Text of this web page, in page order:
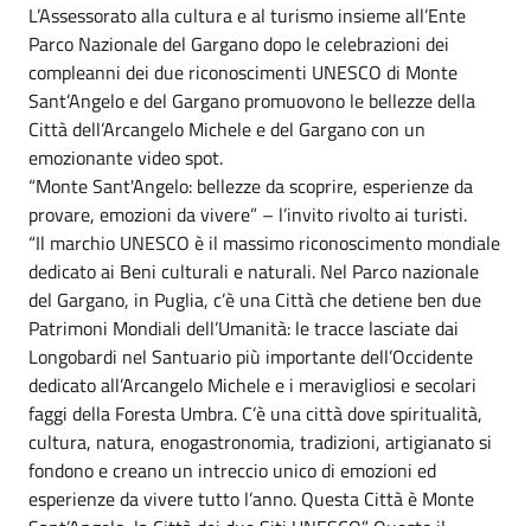
L’Assessorato alla cultura e al turismo insieme all’Ente
Parco Nazionale del Gargano dopo le celebrazioni dei
compleanni dei due riconoscimenti UNESCO di Monte
Sant’Angelo e del Gargano promuovono le bellezze della
Città dell’Arcangelo Michele e del Gargano con un
emozionante video spot.
“Monte Sant'Angelo: bellezze da scoprire, esperienze da
provare, emozioni da vivere” – l’invito rivolto ai turisti.
“Il marchio UNESCO è il massimo riconoscimento mondiale
dedicato ai Beni culturali e naturali. Nel Parco nazionale
del Gargano, in Puglia, c’è una Città che detiene ben due
Patrimoni Mondiali dell’Umanità: le tracce lasciate dai
Longobardi nel Santuario più importante dell’Occidente
dedicato all’Arcangelo Michele e i meravigliosi e secolari
faggi della Foresta Umbra. C’è una città dove spiritualità,
cultura, natura, enogastronomia, tradizioni, artigianato si
fondono e creano un intreccio unico di emozioni ed
esperienze da vivere tutto l’anno. Questa Città è Monte